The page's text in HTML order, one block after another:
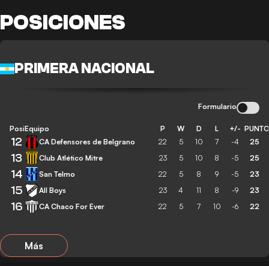
POSICIONES
PRIMERA NACIONAL
Formulario
Posición
Equipo P W D L +/-
12 CA Defensores de Belgrano 22 5 10 7 -4 25
13 Club Atlético Mitre 23 5 10 8 -5 25
14 San Telmo 22 5 8 9 -5 23
15 All Boys 23 4 11 8 -9 23
16 CA Chaco For Ever 22 5 7 10 -6 22
Más